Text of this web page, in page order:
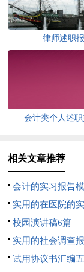
律师述职
会计类个人述
相关文章推荐
会计的实习报告
实用的在医院的
10篇
校园演讲稿6篇
实用的社会调查
试用协议书汇编